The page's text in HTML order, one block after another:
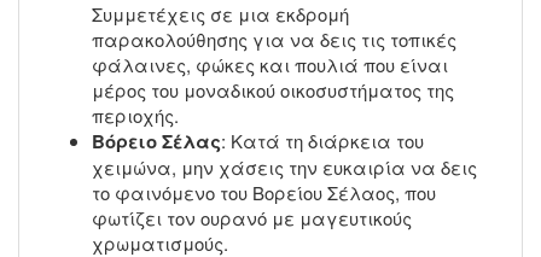
Συμμετέχεις σε μια εκδρομή
παρακολούθησης για να δεις τις τοπικές
φάλαινες, φώκες και πουλιά που είναι
μέρος του μοναδικού οικοσυστήματος της
περιοχής.
Βόρειο Σέλας: Κατά τη διάρκεια του
χειμώνα, μην χάσεις την ευκαιρία να δεις
το φαινόμενο του Βορείου Σέλαος, που
φωτίζει τον ουρανό με μαγευτικούς
χρωματισμούς.